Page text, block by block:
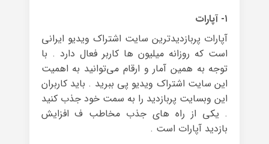
۱- آپارات
آپارات پربازدیدترین سایت اشتراک ویدیو ایرانی
است که روزانه میلیون ها کاربر فعال دارد . با
توجه به همین آمار و ارقام می‌توانید به اهمیت
این سایت اشتراک ویدیو پی ببرید . باید کاربران
این وبسایت پربازدید را به سمت خود جذب کنید
. یکی از راه های جذب مخاطب ف افزایش
بازدید آپارات است .